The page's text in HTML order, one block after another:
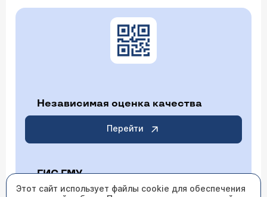
Независимая оценка качества
Перейти
ГИС ГМУ
Этот сайт использует файлы cookie для обеспечения